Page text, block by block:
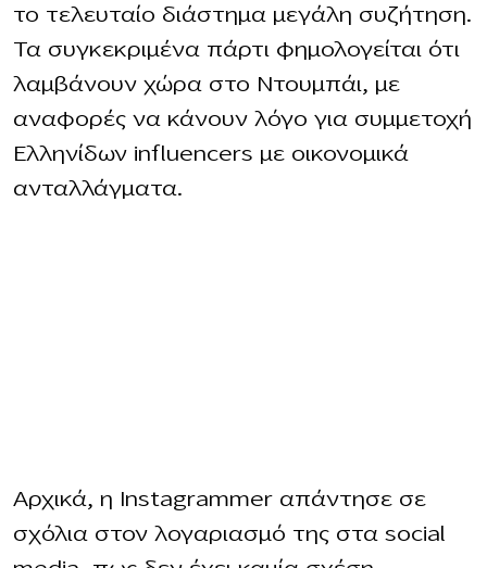
το τελευταίο διάστημα μεγάλη συζήτηση.
Τα συγκεκριμένα πάρτι φημολογείται ότι
λαμβάνουν χώρα στο Ντουμπάι, με
αναφορές να κάνουν λόγο για συμμετοχή
Ελληνίδων influencers με οικονομικά
ανταλλάγματα.
Αρχικά, η Instagrammer απάντησε σε
σχόλια στον λογαριασμό της στα social